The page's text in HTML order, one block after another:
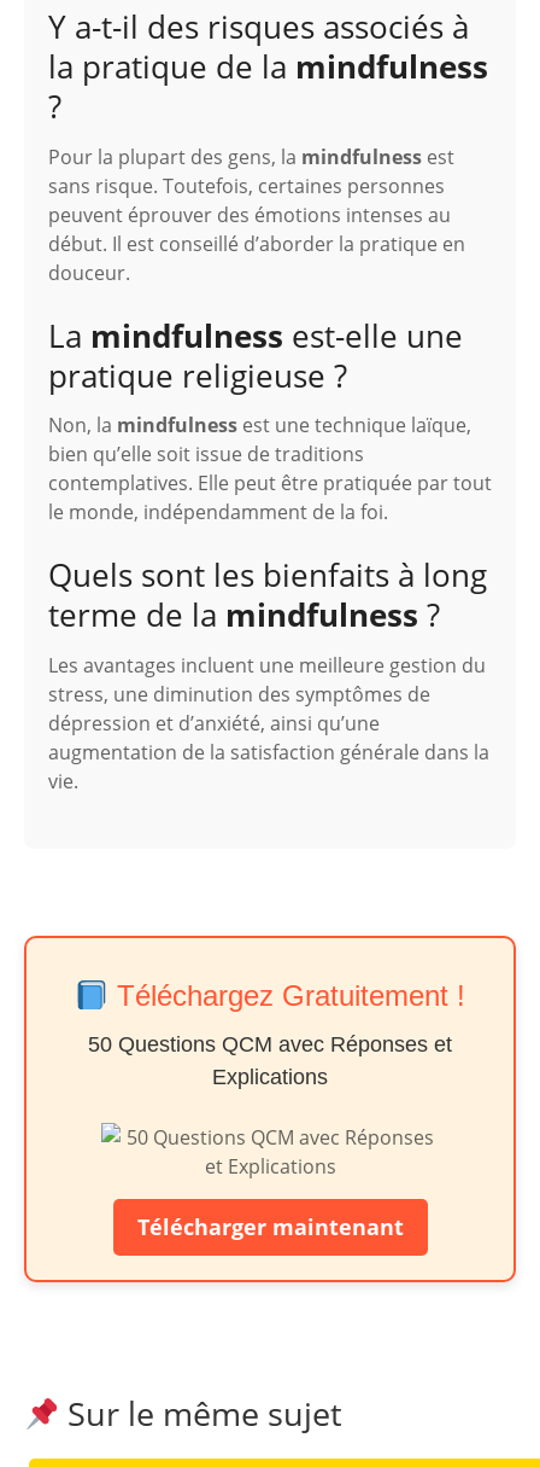
Y a-t-il des risques associés à
la pratique de la mindfulness
?
Pour la plupart des gens, la mindfulness est
sans risque. Toutefois, certaines personnes
peuvent éprouver des émotions intenses au
début. Il est conseillé d’aborder la pratique en
douceur.
La mindfulness est-elle une
pratique religieuse ?
Non, la mindfulness est une technique laïque,
bien qu’elle soit issue de traditions
contemplatives. Elle peut être pratiquée par tout
le monde, indépendamment de la foi.
Quels sont les bienfaits à long
terme de la mindfulness ?
Les avantages incluent une meilleure gestion du
stress, une diminution des symptômes de
dépression et d’anxiété, ainsi qu’une
augmentation de la satisfaction générale dans la
vie.
Téléchargez Gratuitement !
50 Questions QCM avec Réponses et
Explications
Télécharger maintenant
Sur le même sujet